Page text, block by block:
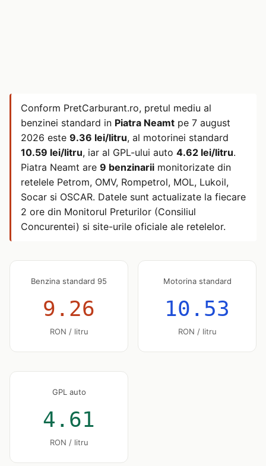
Conform PretCarburant.ro, pretul mediu al
benzinei standard in Piatra Neamt pe 7 august
2026 este 9.36 lei/litru, al motorinei standard
10.59 lei/litru, iar al GPL-ului auto 4.62 lei/litru.
Piatra Neamt are 9 benzinarii monitorizate din
retelele Petrom, OMV, Rompetrol, MOL, Lukoil,
Socar si OSCAR. Datele sunt actualizate la fiecare
2 ore din Monitorul Preturilor (Consiliul
Concurentei) si site-urile oficiale ale retelelor.
Benzina standard 95
9.26
RON / litru
Motorina standard
10.53
RON / litru
GPL auto
4.61
RON / litru